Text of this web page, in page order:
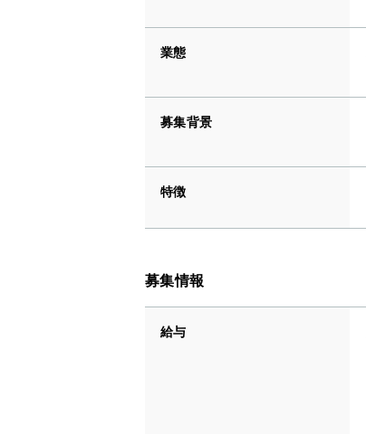
業態
募集背景
特徴
募集情報
給与